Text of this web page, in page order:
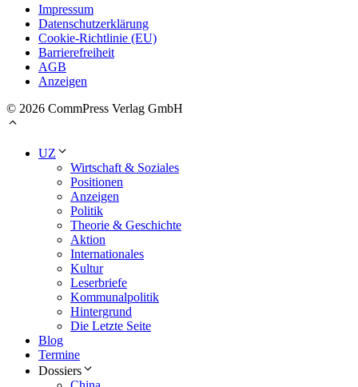
Impressum
Datenschutzerklärung
Cookie-Richtlinie (EU)
Barrierefreiheit
AGB
Anzeigen
© 2026 CommPress Verlag GmbH
UZ
Wirtschaft & Soziales
Positionen
Anzeigen
Politik
Theorie & Geschichte
Aktion
Internationales
Kultur
Leserbriefe
Kommunalpolitik
Hintergrund
Die Letzte Seite
Blog
Termine
Dossiers